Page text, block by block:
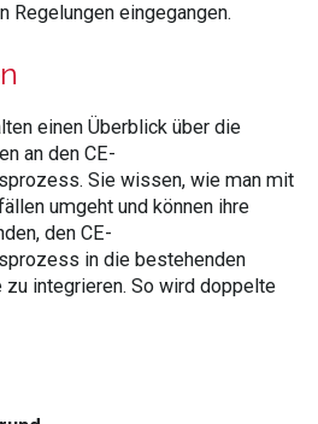
Regelungen eingegangen.
einen Überblick über die
an den CE-
Sie wissen, wie man mit
umgeht und können ihre
den CE-
in die bestehenden
integrieren. So wird doppelte